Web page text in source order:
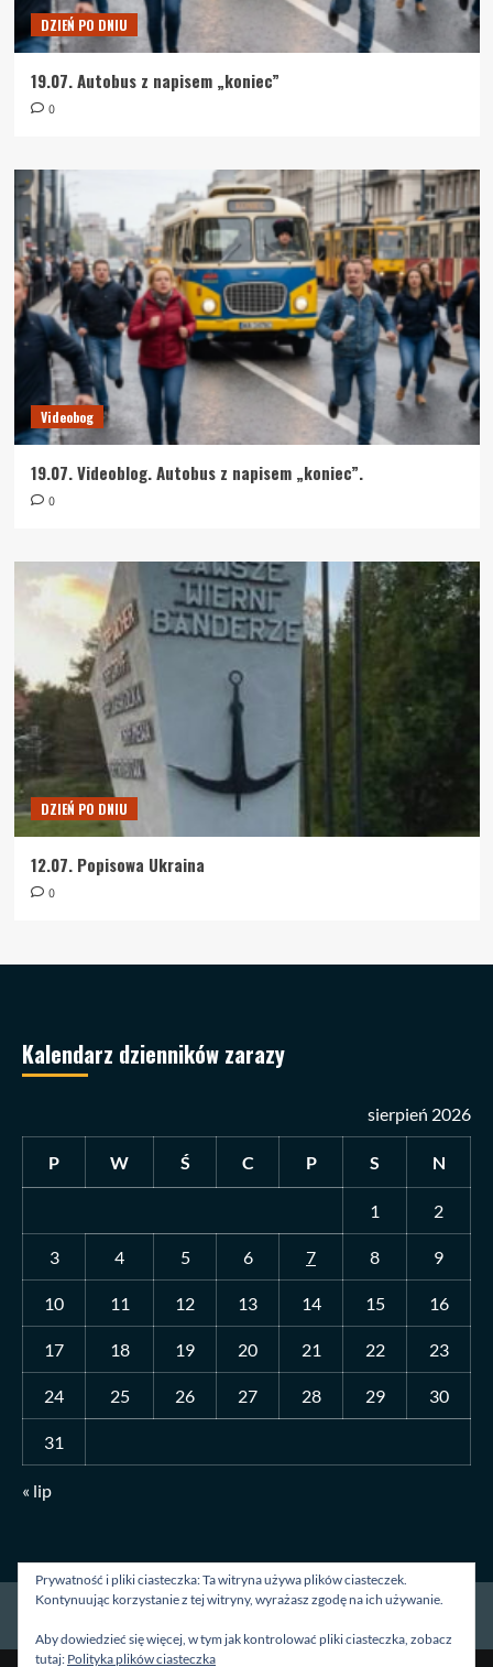
DZIEŃ PO DNIU
19.07. Autobus z napisem „koniec”
0
Videobog
19.07. Videoblog. Autobus z napisem „koniec”.
0
DZIEŃ PO DNIU
12.07. Popisowa Ukraina
0
Kalendarz dzienników zarazy
sierpień 2026
P W Ś C P S N
1 2
3 4 5 6 7 8 9
10 11 12 13 14 15 16
17 18 19 20 21 22 23
24 25 26 27 28 29 30
31
« lip
Strona główna O mnie Blog Kontakt
Prywatność i pliki ciasteczka: Ta witryna używa plików ciasteczek.
Kontynuując korzystanie z tej witryny, wyrażasz zgodę na ich używanie.
Aby dowiedzieć się więcej, w tym jak kontrolować pliki ciasteczka, zobacz
tutaj: Polityka plików ciasteczka